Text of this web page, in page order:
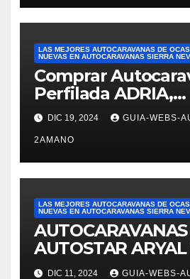
ESPAÑA. Reseña
FELIPE
ámbito de ventas:
nos mostró varias
autocaravanas.
superprofesional,
LAS MEJORES AUTOCARAVANAS DE
NUEVAS EN AUTOCARAVANAS SIERRA
Comprar
Perfilada ADRIA,
modelo Matrix
Autocaravanas
DIC 19, 2024 GUIA-WEBS-
2AMANO
LAS MEJORES AUTOCARAVANAS DE
NUEVAS EN AUTOCARAVANAS SIERRA
AUTOSTAR
autocaravanas
DIC 11, 2024 GUIA-WEBS-